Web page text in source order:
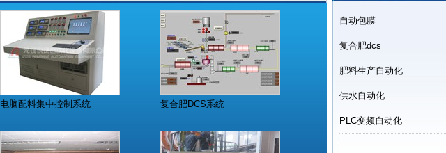
电脑配料集中控制系统 复合肥DCS系统
自动包膜
复合肥dcs
肥料生产自动化
供水自动化
PLC变频自动化